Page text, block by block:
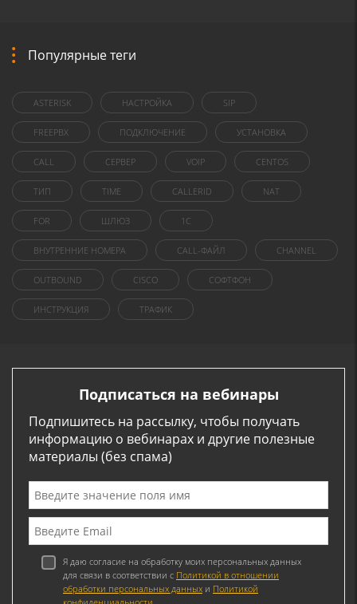
Популярные теги
ASTERISK НАСТРОЙКА SIP
FREEPBX ПОДКЛЮЧЕНИЕ УСТАНОВКА
CALL СЕРВЕР VOIP CENTOS
ТИП TIME CALLERID NAT
FOR ШЛЮЗ 1C
ВНУТРЕННИЕ НОМЕРА CALL-ФАЙЛ CHANNEL
OUTBOUND CISCO СОФТФОН
ИНСТРУКЦИЯ ТРАФИК
Подписаться на вебинары
Подпишитесь на рассылку, чтобы получать
информацию о вебинарах и другие полезные
материалы (без спама)
Я даю согласие на обработку моих персональных данных
для связи в соответствии с Политикой в отношении
обработки персональных данных и Политикой